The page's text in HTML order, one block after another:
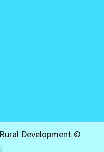
Development ©